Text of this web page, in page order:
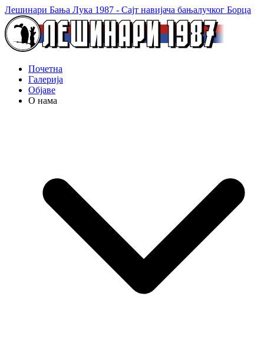
Лешинари Бања Лука 1987 - Сајт навијача бањалучког Борца
Почетна
Галерија
Објаве
О нама